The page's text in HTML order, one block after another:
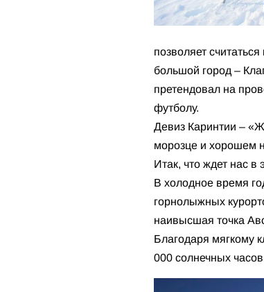
позволяет
большой город –
претендовал на
футболу.
Девиз Каринтии –
морозце и хорошем
Итак, что ждет нас
В холодное время
горнолыжных
наивысшая точка
Благодаря мягкому
000 солнечных